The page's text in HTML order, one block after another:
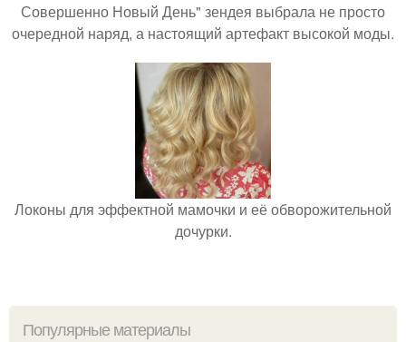
Совершенно Новый День" зендея выбрала не просто
очередной наряд, а настоящий артефакт высокой моды.
Локоны для эффектной мамочки и её обворожительной
дочурки.
Популярные материалы